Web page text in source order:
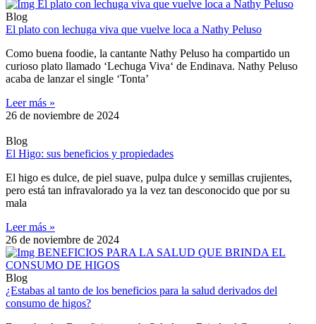
Blog
El plato con lechuga viva que vuelve loca a Nathy Peluso
Como buena foodie, la cantante Nathy Peluso ha compartido un
curioso plato llamado ‘Lechuga Viva‘ de Endinava. Nathy Peluso
acaba de lanzar el single ‘Tonta’
Leer más »
26 de noviembre de 2024
Blog
El Higo: sus beneficios y propiedades
El higo es dulce, de piel suave, pulpa dulce y semillas crujientes,
pero está tan infravalorado ya la vez tan desconocido que por su
mala
Leer más »
26 de noviembre de 2024
Blog
¿Estabas al tanto de los beneficios para la salud derivados del
consumo de higos?